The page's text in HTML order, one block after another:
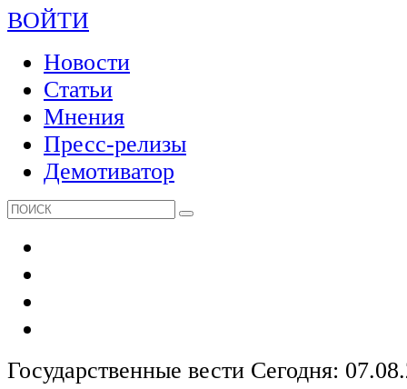
ВОЙТИ
Новости
Статьи
Мнения
Пресс-релизы
Демотиватор
Государственные вести Сегодня: